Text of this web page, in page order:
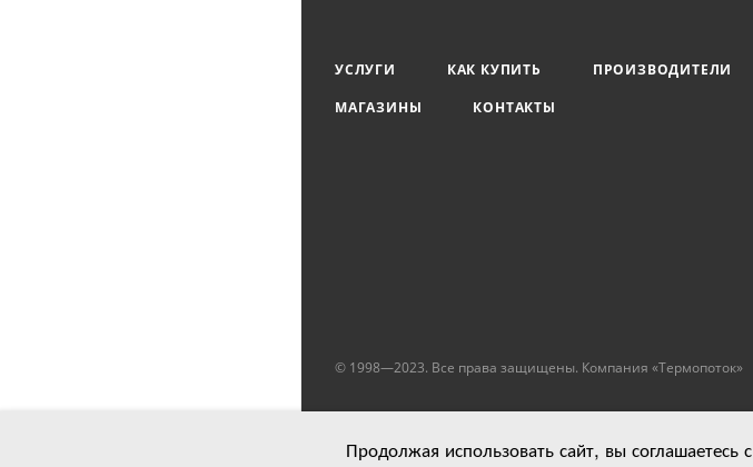
УСЛУГИ КАК КУПИТЬ
ПРОИЗВОДИТЕЛИ
МАГАЗИНЫ
КОНТАКТЫ
© 1998—2023. Все права защищены. Компания «Термопоток»
Продолжая использовать сайт, вы соглашаетесь с